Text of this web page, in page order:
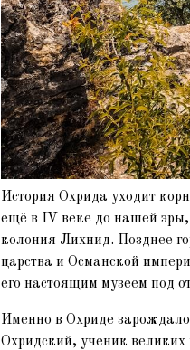
История Охрида уходит
ещё в IV веке до нашей эры,
колония Лихнид. Позднее
царства и Османской
его настоящим музеем под
Именно в Охриде
Охридский, ученик